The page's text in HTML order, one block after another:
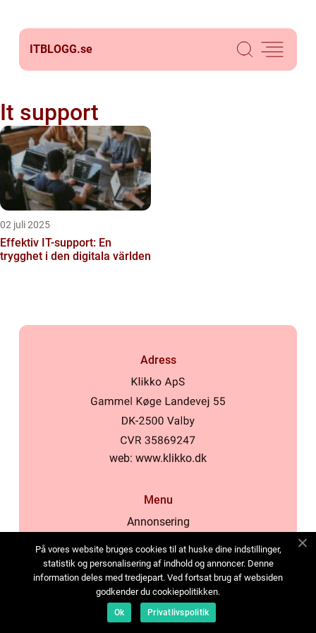
ITBLOGG.se
It support
02 juli 2025
Effektiv IT-support: En
trygghet i den digitala världen
Adress
web: www.klikko.dk
Menu
Annonsering
Cookies
Kontakta oss
Sitemap
På vores website bruges cookies til at huske dine indstillinger,
statistik og personalisering af indhold og annoncer. Denne
information deles med tredjepart. Ved fortsat brug af websiden
godkender du cookiepolitikken.
Ok Privatlivspolitik